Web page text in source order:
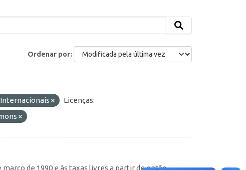
Ordenar por
Licenças:
de 1990 e às taxas livres a partir de então